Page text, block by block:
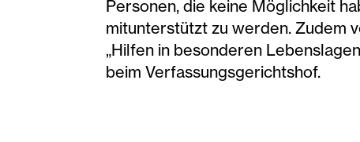
Personen, die keine Möglichkeit
mitunterstützt zu werden. Zudem
„Hilfen in besonderen
beim Verfassungsgerichtshof.